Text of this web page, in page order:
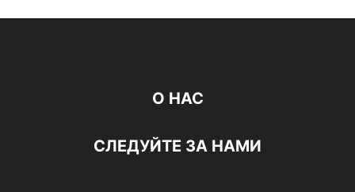
О НАС
СЛЕДУЙТЕ ЗА НАМИ